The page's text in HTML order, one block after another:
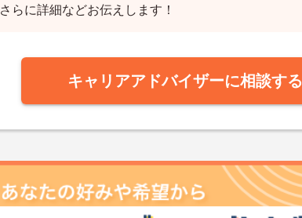
さらに詳細などお伝えします！
キャリアアドバイザーに相談する